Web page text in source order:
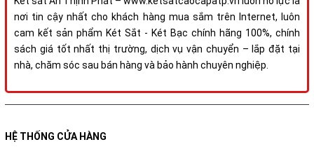
nơi tin cậy nhất cho khách hàng mua sắm trên Internet, luôn
cam kết sản phẩm Két Sắt - Két Bạc chính hãng 100%, chính
sách giá tốt nhất thị trường, dịch vụ vận chuyển – lắp đặt tại
nhà, chăm sóc sau bán hàng và bảo hành chuyên nghiệp.
HỆ THỐNG CỬA HÀNG